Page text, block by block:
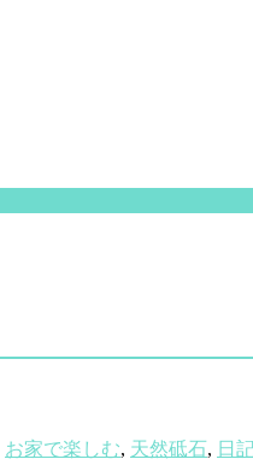
お家で楽しむ, 天然砥石, 日